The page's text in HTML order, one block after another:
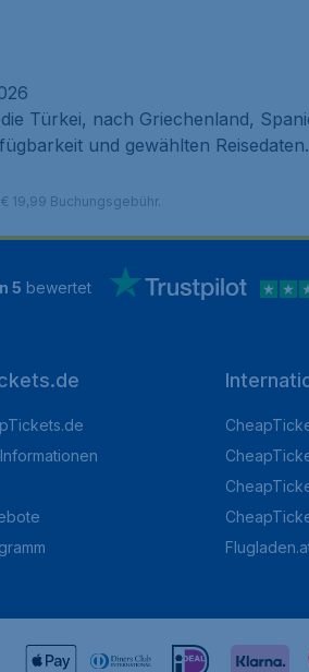
Türkei, nach Griechenland,
und gewählten Reisedaten.
19,99 Buchungsgebühr.
5 bewertet